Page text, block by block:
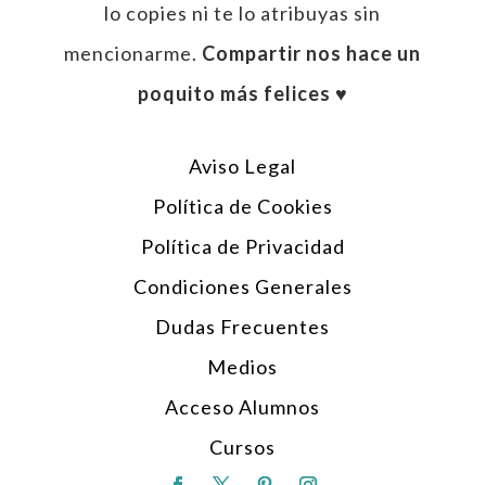
lo copies ni te lo atribuyas sin
mencionarme. Compartir nos hace un
poquito más felices ♥︎
Aviso Legal
Política de Cookies
Política de Privacidad
Condiciones Generales
Dudas Frecuentes
Medios
Acceso Alumnos
Cursos